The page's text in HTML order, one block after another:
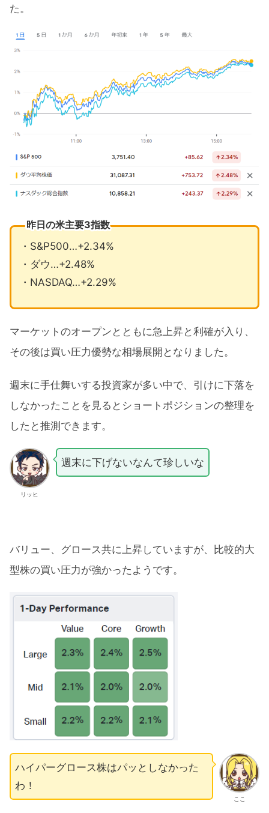
た。
昨日の米主要3指数
・S&P500…+2.34%
・ダウ…+2.48%
・NASDAQ…+2.29%
マーケットのオープンとともに急上昇と利確が入り、
その後は買い圧力優勢な相場展開となりました。
週末に手仕舞いする投資家が多い中で、引けに下落を
しなかったことを見るとショートポジションの整理を
したと推測できます。
リッヒ
週末に下げないなんて珍しいな
バリュー、グロース共に上昇していますが、比較的大
型株の買い圧力が強かったようです。
ここ
ハイパーグロース株はパッとしなかった
わ！